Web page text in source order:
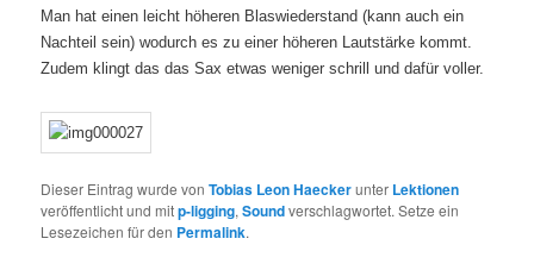
Man hat einen leicht höheren Blaswiederstand (kann auch ein
Nachteil sein) wodurch es zu einer höheren Lautstärke kommt.
Zudem klingt das das Sax etwas weniger schrill und dafür voller.
Dieser Eintrag wurde vonTobias Leon Haeckerunter Lektionen
veröffentlicht und mitp-ligging,Soundverschlagwortet. Setze ein
Lesezeichen für den Permalink.